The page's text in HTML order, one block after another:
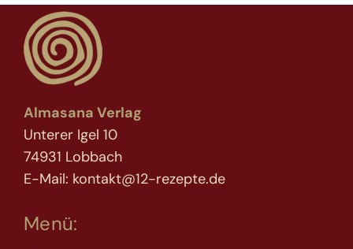
Almasana Verlag
Unterer Igel 10
74931 Lobbach
E-Mail: kontakt@12-rezepte.de
Menü: